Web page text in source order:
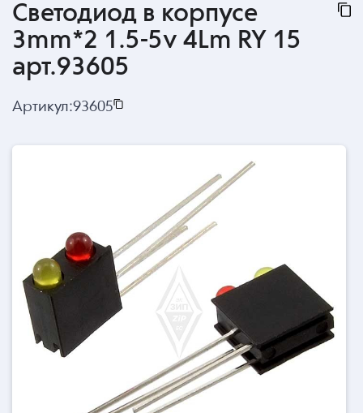
Светодиод в корпусе
3mm*2 1.5-5v 4Lm RY 15
арт.93605
Артикул:93605